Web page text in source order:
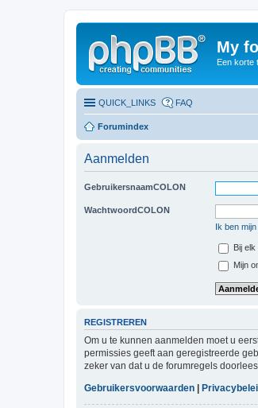
My
Een korte
QUICK_LINKS FAQ
Forumindex
Aanmelden
GebruikersnaamCOLON
WachtwoordCOLON
Ik ben
Bij
Mijn
REGISTREREN
Om u te kunnen aanmelden moet u
permissies geeft aan geregistreerde
zeker van dat u de forumregels
Gebruikersvoorwaarden